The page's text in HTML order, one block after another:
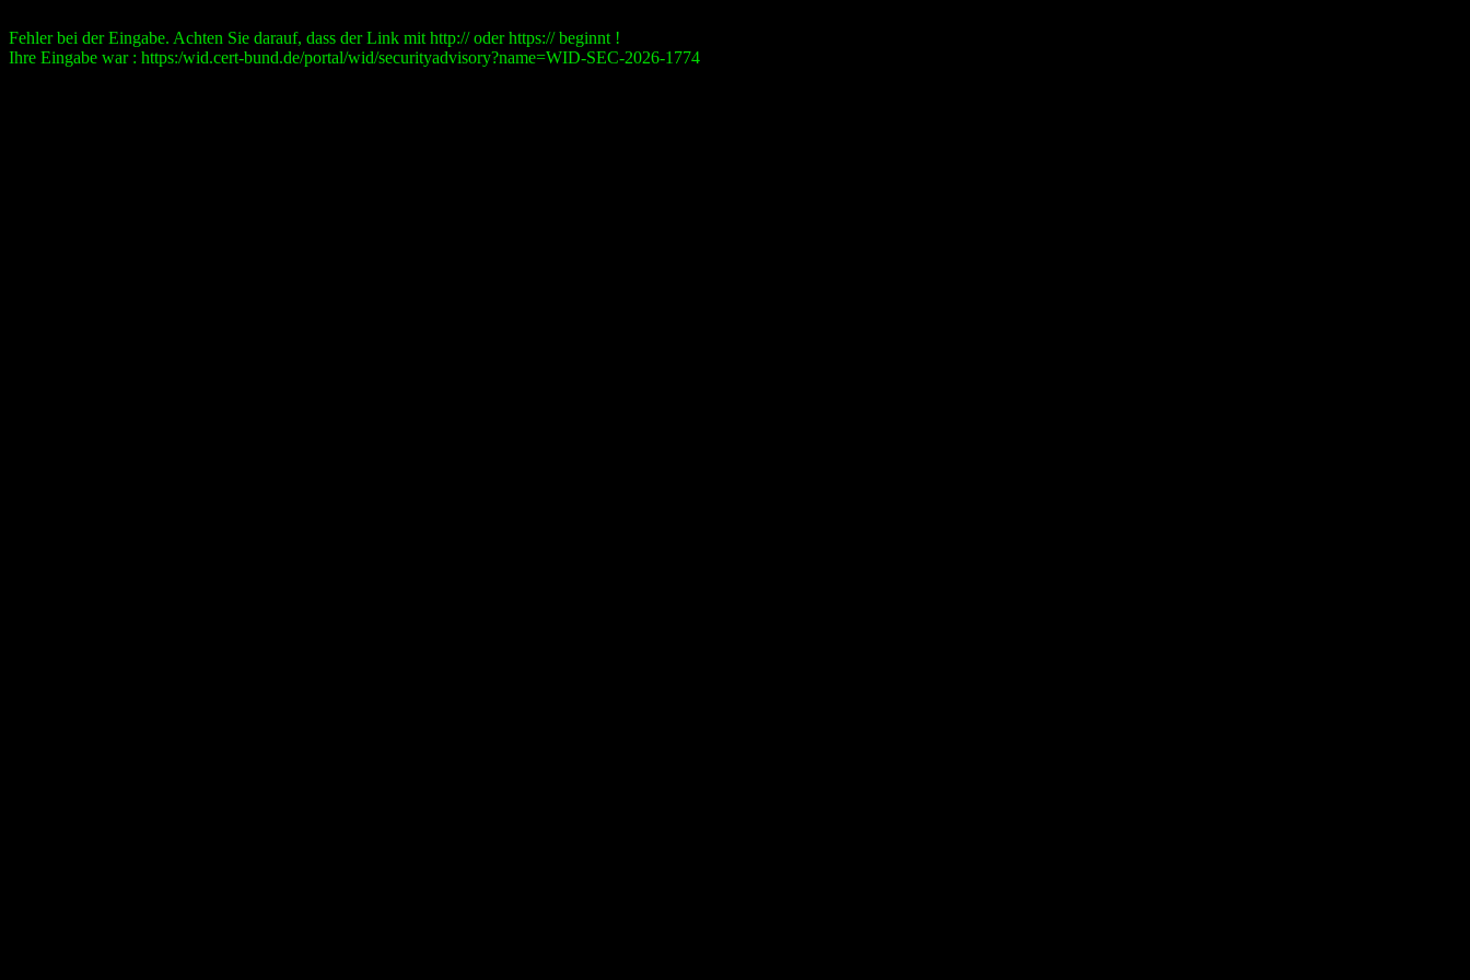
Fehler bei der Eingabe. Achten Sie darauf, dass der Link mit http:// oder https:// beginnt !
Ihre Eingabe war : https:/wid.cert-bund.de/portal/wid/securityadvisory?name=WID-SEC-2026-1774